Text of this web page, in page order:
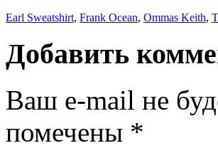
Earl Sweatshirt, Frank Ocean, Ommas Keith,
Добавить
Ваш e-mail не
помечены *